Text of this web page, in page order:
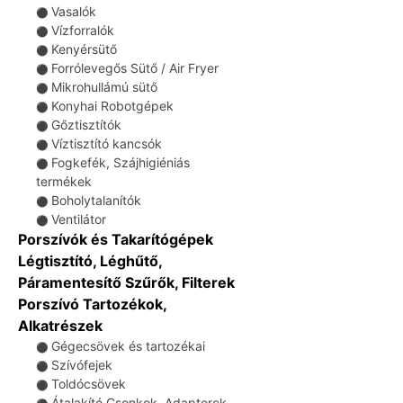
⚫ Vasalók
⚫ Vízforralók
⚫ Kenyérsütő
⚫ Forrólevegős Sütő / Air Fryer
⚫ Mikrohullámú sütő
⚫ Konyhai Robotgépek
⚫ Gőztisztítók
⚫ Víztisztító kancsók
⚫ Fogkefék, Szájhigiéniás
termékek
⚫ Boholytalanítók
⚫ Ventilátor
Porszívók és Takarítógépek
Légtisztító, Léghűtő,
Páramentesítő Szűrők, Filterek
Porszívó Tartozékok,
Alkatrészek
⚫ Gégecsövek és tartozékai
⚫ Szívófejek
⚫ Toldócsövek